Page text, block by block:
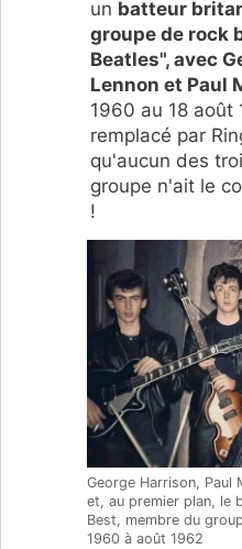
un batteur
groupe de rock
Beatles", avec
Lennon et Paul
1960 au 18 août
remplacé par
qu'aucun des
groupe n'ait le
!
George Harrison, Paul
et, au premier plan, le
Best, membre du
1960 à août 1962